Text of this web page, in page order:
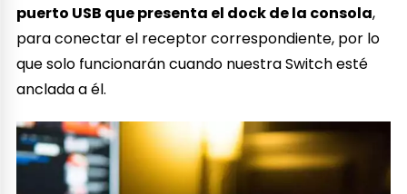
puerto USB que presenta el dock de la consola,
para conectar el receptor correspondiente, por lo
que solo funcionarán cuando nuestra Switch esté
anclada a él.